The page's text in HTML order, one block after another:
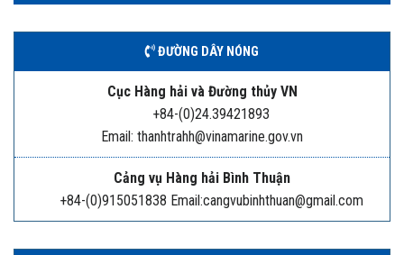
ĐƯỜNG DÂY NÓNG
Cục Hàng hải và Đường thủy VN
+84-(0)24.39421893
Email: thanhtrahh@vinamarine.gov.vn
Cảng vụ Hàng hải Bình Thuận
+84-(0)915051838 Email:cangvubinhthuan@gmail.com